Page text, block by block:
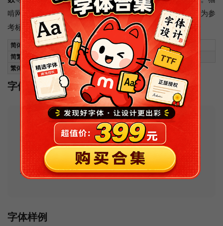
啃网对字数的评星主要以“GB/T 2312”与“五大码 (Big5)"作为参
考标准，这两个标准字数字做满或接近满分即为五星。
简体中文编码
简繁中文编码
统一码区段
繁体中文编码
字体安装
Tips：如果安装后在软件中找不到字体的
话，请尝试搜索其可能的名称。如果你不会
安装字体或安装字体过程中出现问题，可以
查看
常见问题及解决办法。
字体样例